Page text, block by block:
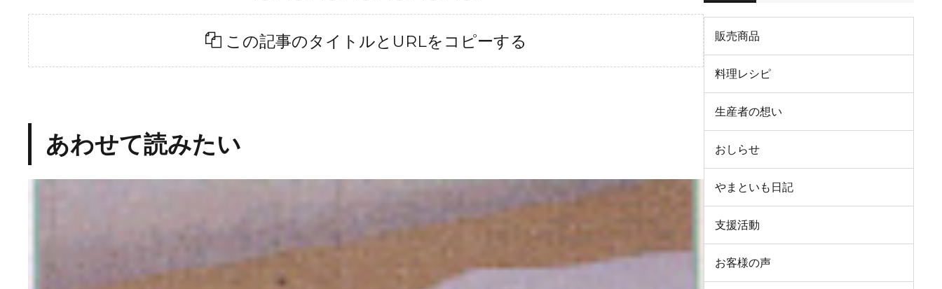
この記事のタイトルとURLをコピーする
あわせて読みたい
販売商品
料理レシピ
生産者の想い
おしらせ
やまといも日記
支援活動
お客様の声